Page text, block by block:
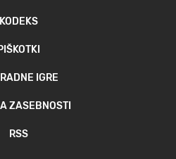
KODEKS
PIŠKOTKI
IGRE
ZASEBNOSTI
RSS